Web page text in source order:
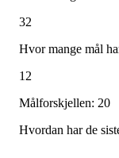
32
Hvor mange mål
12
Målforskjellen: 20
Hvordan har de